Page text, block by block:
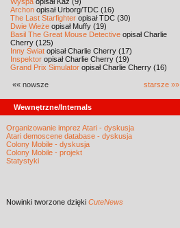
Archon opisał Urborg/TDC (16)
The Last Starfighter opisał TDC (30)
Dwie Wieże opisał Muffy (19)
Basil The Great Mouse Detective opisał Charlie
Cherry (125)
Inny Świat opisał Charlie Cherry (17)
Inspektor opisał Charlie Cherry (19)
Grand Prix Simulator opisał Charlie Cherry (16)
«« nowsze starsze »»
Wewnętrzne/Internals
Organizowanie imprez Atari - dyskusja
Atari demoscene database - dyskusja
Colony Mobile - dyskusja
Colony Mobile - projekt
Statystyki
Nowinki tworzone dzięki CuteNews